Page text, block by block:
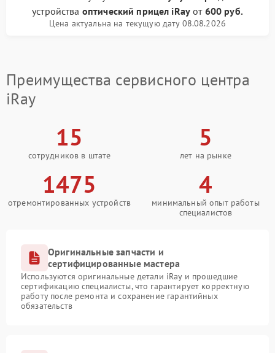
устройства оптический прицел iRay от 600 руб.
Цена актуальна на текущую дату 08.08.2026
Преимущества сервисного центра
iRay
15
сотрудников в штате
5
лет на рынке
1475
отремонтированных устройств
4
минимальный опыт работы
специалистов
Оригинальные запчасти и
сертифицированные мастера
Используются оригинальные детали iRay и прошедшие
сертификацию специалисты, что гарантирует корректную
работу после ремонта и сохранение гарантийных
обязательств